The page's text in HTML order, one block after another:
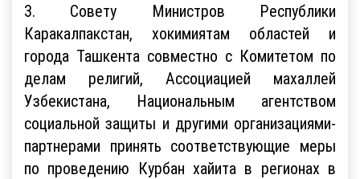
3. Совету Министров Республики
Каракалпакстан, хокимиятам областей и
города Ташкента совместно с Комитетом по
делам религий, Ассоциацией махаллей
Узбекистана, Национальным агентством
социальной защиты и другими организациями-
партнерами принять соответствующие меры
по проведению Курбан хайита в регионах в